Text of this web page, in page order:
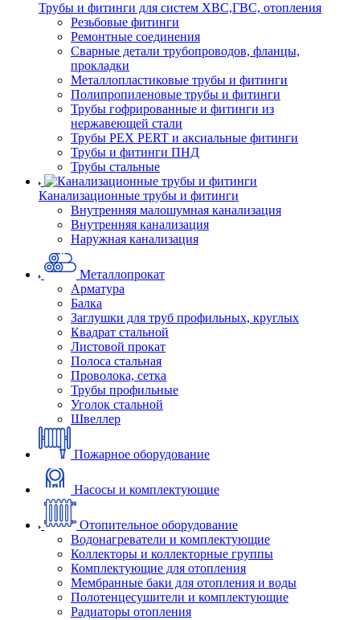
Трубы и фитинги для систем ХВС,ГВС, отопления
Резьбовые фитинги
Ремонтные соединения
Сварные детали трубопроводов, фланцы,
прокладки
Металлопластиковые трубы и фитинги
Полипропиленовые трубы и фитинги
Трубы гофрированные и фитинги из
нержавеющей стали
Трубы PEX PERT и аксиальные фитинги
Трубы и фитинги ПНД
Трубы стальные
Канализационные трубы и фитинги
Внутренняя малошумная канализация
Внутренняя канализация
Наружная канализация
Металлопрокат
Арматура
Балка
Заглушки для труб профильных, круглых
Квадрат стальной
Листовой прокат
Полоса стальная
Проволока, сетка
Трубы профильные
Уголок стальной
Швеллер
Пожарное оборудование
Насосы и комплектующие
Отопительное оборудование
Водонагреватели и комплектующие
Коллекторы и коллекторные группы
Комплектующие для отопления
Мембранные баки для отопления и воды
Полотенцесушители и комплектующие
Радиаторы отопления